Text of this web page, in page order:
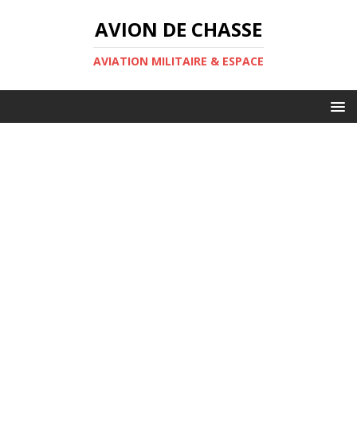
AVION DE CHASSE
AVIATION MILITAIRE & ESPACE